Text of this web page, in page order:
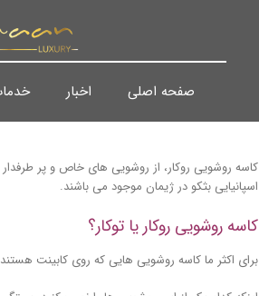
صفحه اصلی اخبار
کاسه روشویی روکار، از روشویی های خاص و پر
اسپانیایی بثکو در ژیمان موجود می باشند.
کاسه روشویی روکار یا توکار؟
برای اکثر ما کاسه روشویی هایی که روی کابینت